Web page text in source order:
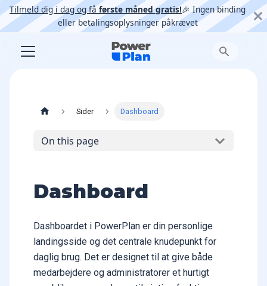
Tilmeld dig i dag og fåførste måned gratis!🎉 Ingen binding
eller betalingsoplysninger påkrævet
Sider Dashboard
On this page
Dashboard
Dashboardet i PowerPlan er din personlige
landingsside og det centrale knudepunkt for
daglig brug. Det er designet til at give både
medarbejdere og administratorer et hurtigt